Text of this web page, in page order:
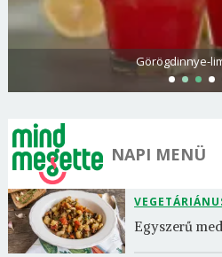
Görögdinnye-
NAPI MENÜ
Egyszerű